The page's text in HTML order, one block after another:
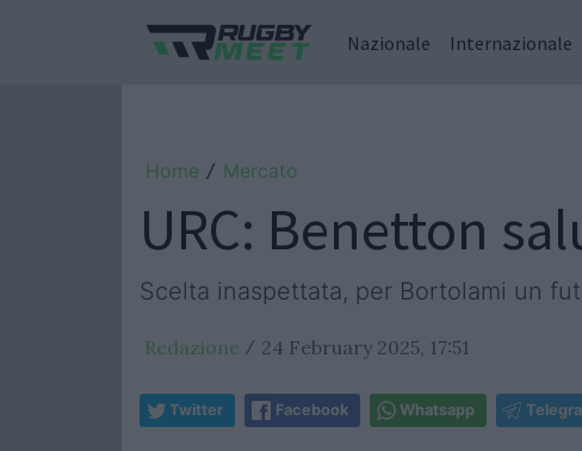
Nazionale Internazionale
Home / Mercato
URC: Benetton
Scelta inaspettata, per Bortolami un
Redazione / 24 February 2025, 17:51
Twitter Facebook Whatsapp